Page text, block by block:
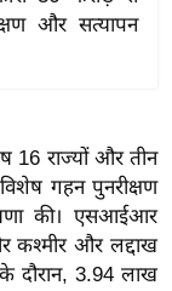
और सत्यापन
16 राज्यों और तीन
गहन पुनरीक्षण
की। एसआईआर
कश्मीर और लद्दाख
दौरान, 3.94 लाख